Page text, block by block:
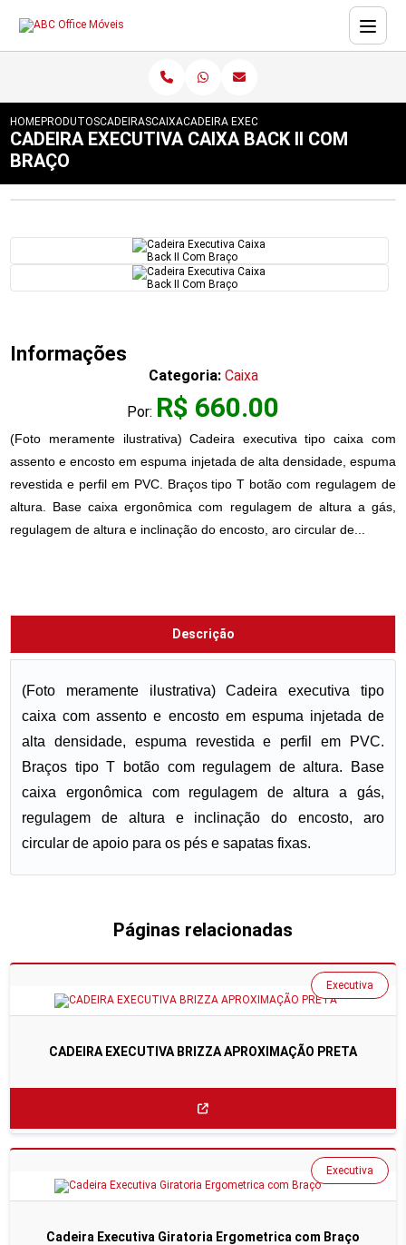
HOMEPRODUTOSCADEIRASCAIXACADEIRA EXECUTIVA CAIXA BACK II COM
CADEIRA EXECUTIVA CAIXA BACK II COM
BRAÇO
Informações
Categoria: Caixa
Por: R$ 660.00
(Foto meramente ilustrativa) Cadeira executiva tipo caixa com
assento e encosto em espuma injetada de alta densidade, espuma
revestida e perfil em PVC. Braços tipo T botão com regulagem de
altura. Base caixa ergonômica com regulagem de altura a gás,
regulagem de altura e inclinação do encosto, aro circular de...
Descrição
(Foto meramente ilustrativa) Cadeira executiva tipo
caixa com assento e encosto em espuma injetada de
alta densidade, espuma revestida e perfil em PVC.
Braços tipo T botão com regulagem de altura. Base
caixa ergonômica com regulagem de altura a gás,
regulagem de altura e inclinação do encosto, aro
circular de apoio para os pés e sapatas fixas.
Páginas relacionadas
CADEIRA EXECUTIVA BRIZZA APROXIMAÇÃO PRETA
Executiva
Cadeira Executiva Giratoria Ergometrica com Braço
Executiva